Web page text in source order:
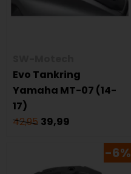
Evo Tankring
Yamaha MT-07 (14-
17)
42,95 39,99
-6%